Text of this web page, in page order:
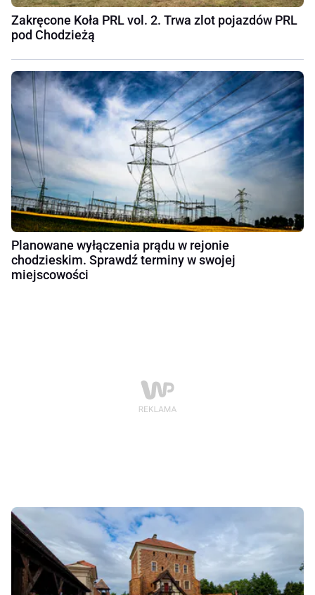
Zakręcone Koła PRL vol. 2. Trwa zlot pojazdów PRL
pod Chodzieżą
Planowane wyłączenia prądu w rejonie
chodzieskim. Sprawdź terminy w swojej
miejscowości